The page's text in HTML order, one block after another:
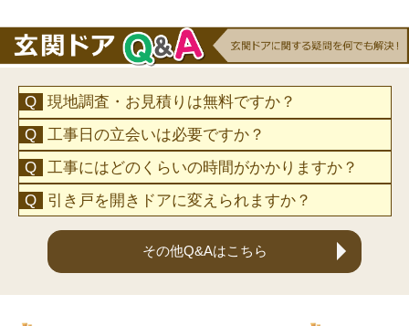
現地調査・お見積りは無料ですか？
工事日の立会いは必要ですか？
工事にはどのくらいの時間がかかりますか？
引き戸を開きドアに変えられますか？
その他Q&Aはこちら